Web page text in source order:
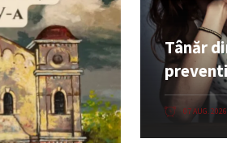
Tânăr
07 AUG. 2026